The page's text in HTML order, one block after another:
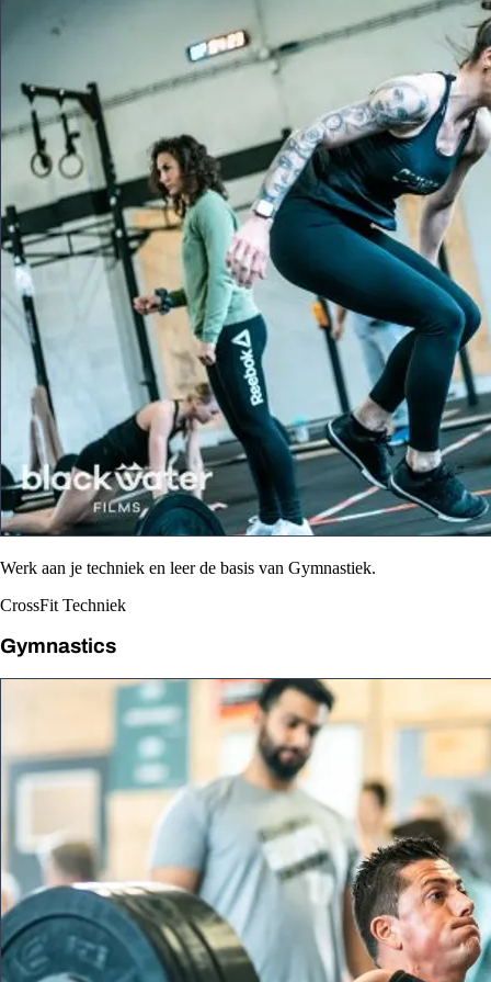
Werk aan je techniek en leer de basis van Gymnastiek.
CrossFit Techniek
Gymnastics